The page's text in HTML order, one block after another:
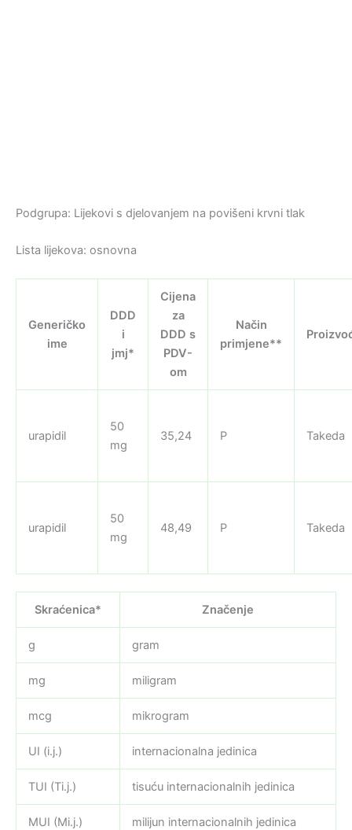
Podgrupa: Lijekovi s djelovanjem na povišeni krvni tlak
Lista lijekova: osnovna
Generičko
ime
DDD
i
jmj*
Cijena
za
DDD s
PDV-
om
Način
primjene**
urapidil
50
mg
35,24 P Takeda
urapidil
50
mg
48,49 P Takeda
Skraćenica* Značenje
g gram
mg miligram
mcg mikrogram
UI (i.j.) internacionalna jedinica
TUI (Ti.j.) tisuću internacionalnih jedinica
MUI (Mi.j.) milijun internacionalnih jedinica